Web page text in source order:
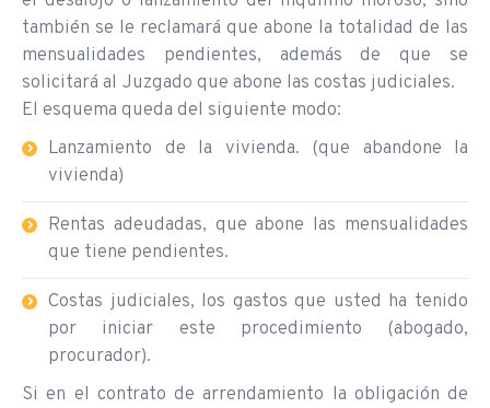
también se le reclamará que abone la totalidad de las
mensualidades pendientes, además de que se
solicitará al Juzgado que abone las costas judiciales.
El esquema queda del siguiente modo:
Lanzamiento de la vivienda. (que abandone la
vivienda)
Rentas adeudadas, que abone las mensualidades
que tiene pendientes.
Costas judiciales, los gastos que usted ha tenido
por iniciar este procedimiento (abogado,
procurador).
Si en el contrato de arrendamiento la obligación de